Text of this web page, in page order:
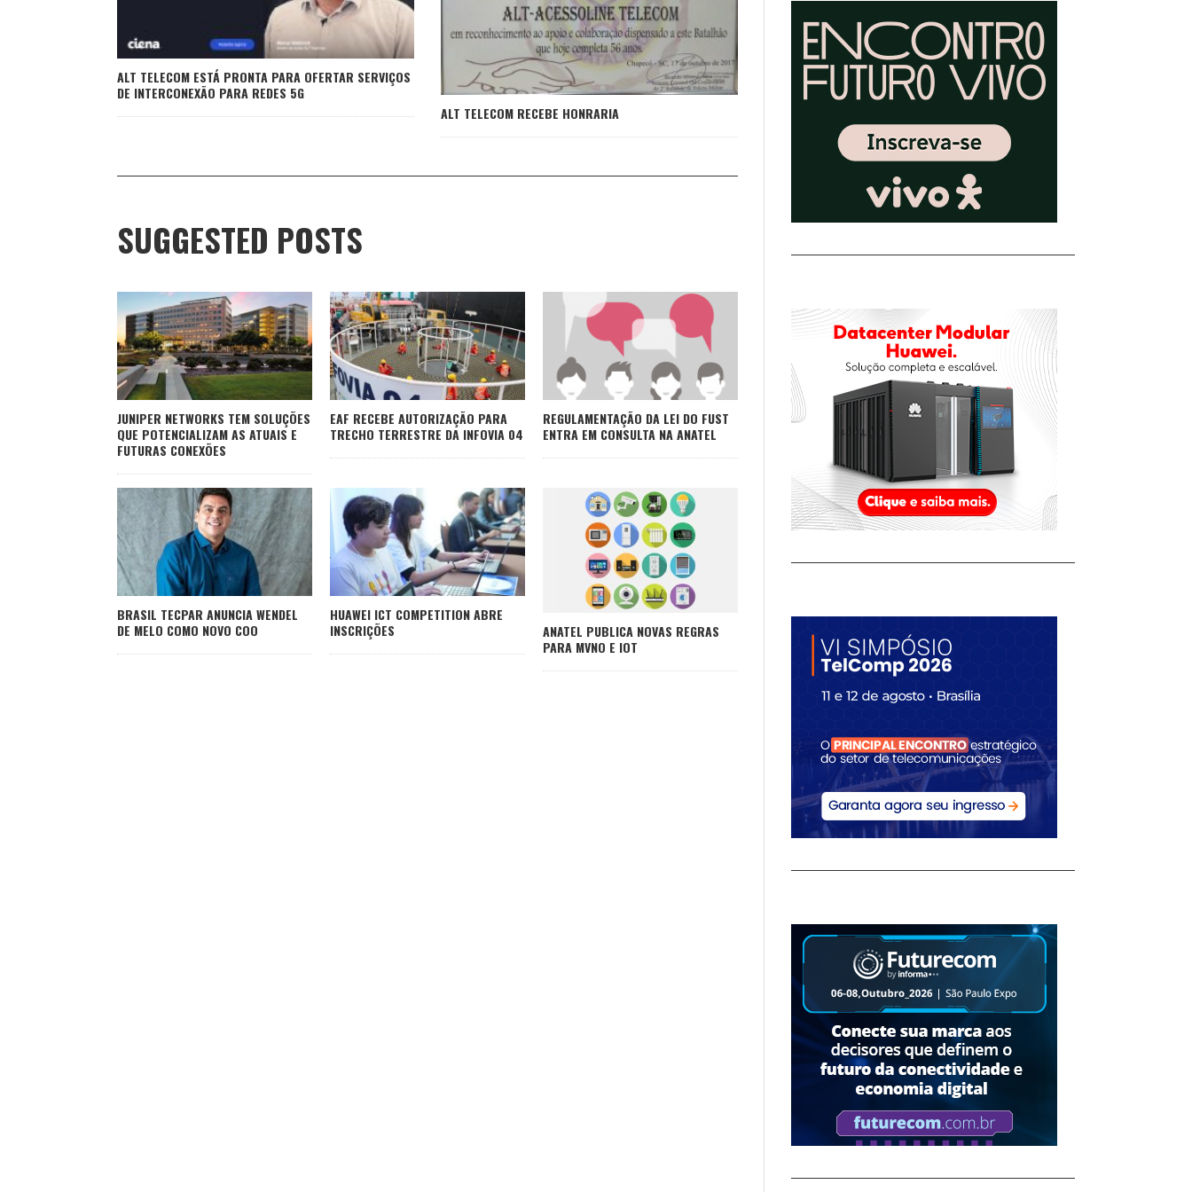
ALT TELECOM ESTÁ PRONTA PARA OFERTAR SERVIÇOS
DE INTERCONEXÃO PARA REDES 5G
ALT TELECOM RECEBE HONRARIA
SUGGESTED POSTS
JUNIPER NETWORKS TEM SOLUÇÕES
QUE POTENCIALIZAM AS ATUAIS E
FUTURAS CONEXÕES
EAF RECEBE AUTORIZAÇÃO PARA
TRECHO TERRESTRE DA INFOVIA 04
REGULAMENTAÇÃO DA LEI DO FUST
ENTRA EM CONSULTA NA ANATEL
BRASIL TECPAR ANUNCIA WENDEL
DE MELO COMO NOVO COO
HUAWEI ICT COMPETITION ABRE
INSCRIÇÕES
ANATEL PUBLICA NOVAS REGRAS
PARA MVNO E IOT